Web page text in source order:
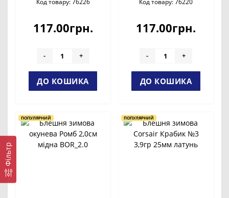
Фільтр
117.00грн.
- +
ДО КОШИКА
117.00грн.
- +
ДО КОШИКА
ПОПУЛЯРНИЙ ПОПУЛЯРНИЙ